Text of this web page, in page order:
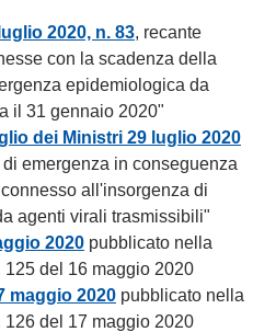
2020, n. 83, recante
con la scadenza della
epidemiologica da
il 31 gennaio 2020"
dei Ministri 29 luglio 2020
emergenza in conseguenza
all'insorgenza di
agenti virali trasmissibili"
2020 pubblicato nella
del 16 maggio 2020
maggio 2020 pubblicato nella
del 17 maggio 2020